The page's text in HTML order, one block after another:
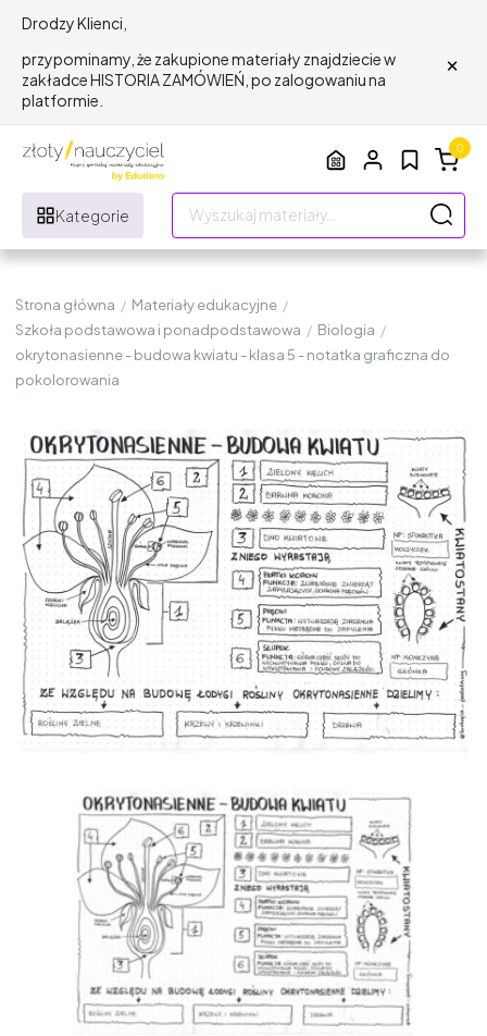
Drodzy Klienci,
przypominamy, że zakupione materiały znajdziecie w
zakładce HISTORIA ZAMÓWIEŃ, po zalogowaniu na
platformie.
×
Kategorie
0
Strona główna / Materiały edukacyjne /
Szkoła podstawowa i ponadpodstawowa / Biologia /
okrytonasienne - budowa kwiatu - klasa 5 - notatka graficzna do
pokolorowania